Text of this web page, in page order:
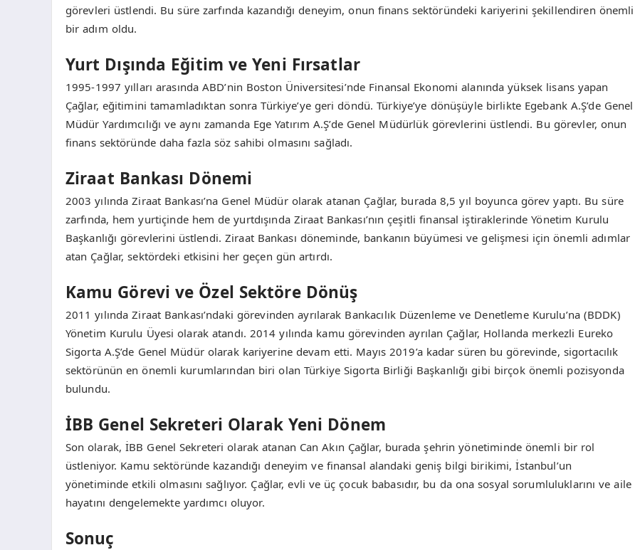
görevleri üstlendi. Bu süre zarfında kazandığı deneyim, onun finans sektöründeki kariyerini şekillendiren önemli
bir adım oldu.
Yurt Dışında Eğitim ve Yeni Fırsatlar
1995-1997 yılları arasında ABD’nin Boston Üniversitesi’nde Finansal Ekonomi alanında yüksek lisans yapan
Çağlar, eğitimini tamamladıktan sonra Türkiye’ye geri döndü. Türkiye’ye dönüşüyle birlikte Egebank A.Ş’de Genel
Müdür Yardımcılığı ve aynı zamanda Ege Yatırım A.Ş’de Genel Müdürlük görevlerini üstlendi. Bu görevler, onun
finans sektöründe daha fazla söz sahibi olmasını sağladı.
Ziraat Bankası Dönemi
2003 yılında Ziraat Bankası’na Genel Müdür olarak atanan Çağlar, burada 8,5 yıl boyunca görev yaptı. Bu süre
zarfında, hem yurtiçinde hem de yurtdışında Ziraat Bankası’nın çeşitli finansal iştiraklerinde Yönetim Kurulu
Başkanlığı görevlerini üstlendi. Ziraat Bankası döneminde, bankanın büyümesi ve gelişmesi için önemli adımlar
atan Çağlar, sektördeki etkisini her geçen gün artırdı.
Kamu Görevi ve Özel Sektöre Dönüş
2011 yılında Ziraat Bankası’ndaki görevinden ayrılarak Bankacılık Düzenleme ve Denetleme Kurulu’na (BDDK)
Yönetim Kurulu Üyesi olarak atandı. 2014 yılında kamu görevinden ayrılan Çağlar, Hollanda merkezli Eureko
Sigorta A.Ş’de Genel Müdür olarak kariyerine devam etti. Mayıs 2019’a kadar süren bu görevinde, sigortacılık
sektörünün en önemli kurumlarından biri olan Türkiye Sigorta Birliği Başkanlığı gibi birçok önemli pozisyonda
bulundu.
İBB Genel Sekreteri Olarak Yeni Dönem
Son olarak, İBB Genel Sekreteri olarak atanan Can Akın Çağlar, burada şehrin yönetiminde önemli bir rol
üstleniyor. Kamu sektöründe kazandığı deneyim ve finansal alandaki geniş bilgi birikimi, İstanbul’un
yönetiminde etkili olmasını sağlıyor. Çağlar, evli ve üç çocuk babasıdır, bu da ona sosyal sorumluluklarını ve aile
hayatını dengelemekte yardımcı oluyor.
Sonuç